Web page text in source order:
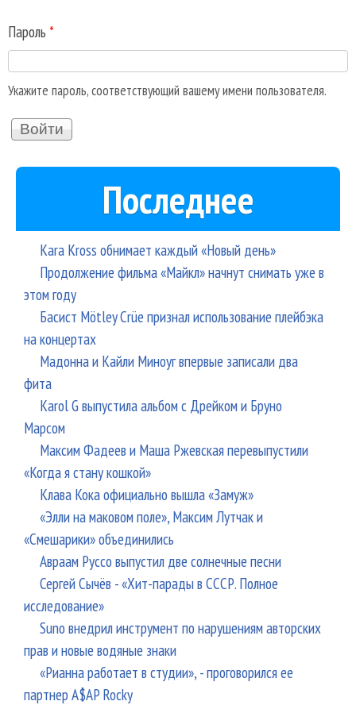
Пароль *
Укажите пароль, соответствующий вашему имени пользователя.
Последнее
Kara Kross обнимает каждый «Новый день»
Продолжение фильма «Майкл» начнут снимать уже в
этом году
Басист Mötley Crüe признал использование плейбэка
на концертах
Мадонна и Кайли Миноуг впервые записали два
фита
Karol G выпустила альбом с Дрейком и Бруно
Марсом
Максим Фадеев и Маша Ржевская перевыпустили
«Когда я стану кошкой»
Клава Кока официально вышла «Замуж»
«Элли на маковом поле», Максим Лутчак и
«Смешарики» объединились
Авраам Руссо выпустил две солнечные песни
Сергей Сычёв - «Хит-парады в СССР. Полное
исследование»
Suno внедрил инструмент по нарушениям авторских
прав и новые водяные знаки
«Рианна работает в студии», - проговорился ее
партнер A$AP Rocky